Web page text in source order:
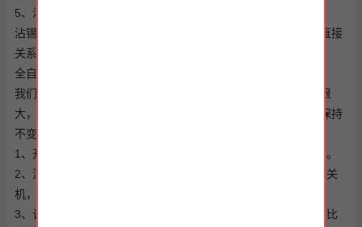
5、沾锡机红外线检查
沾锡压接精度、剥线精度、定长切断精度与子机红外线检测有直接
关系。
全自动裁线沾锡机的操作流程
我们生产的沾锡机需要满足各种场景。有些线束厂家规模不是很
大，只是想用沾锡机完成复杂麻烦的工序，而现有的其他工序保持
不变。接下来我们简单的了解一下全自动沾锡机的操作流程。
1、开启沾锡机电源总开关，电源指示灯亮的情况下才开始使用。
2、注意机器内外部有没有显著异常响声，若有停止作业一定要关
机，请设备维修工人员判断是不是需要维修。
3、认真选刀装刀：由特定人员操作，装刀之前务必进行手工对比